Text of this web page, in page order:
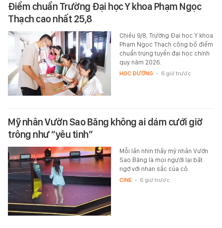
Điểm chuẩn Trường Đại học Y khoa Phạm Ngọc
Thạch cao nhất 25,8
Chiều 9/8, Trường Đại học Y khoa
Phạm Ngọc Thạch công bố điểm
chuẩn trúng tuyển đại học chính
quy năm 2026.
HỌC ĐƯỜNG - 6 giờ trước
Mỹ nhân Vườn Sao Băng không ai dám cưới giờ
trông như “yêu tinh”
Mỗi lần nhìn thấy mỹ nhân Vườn
Sao Băng là mọi người lại bất
ngờ với nhan sắc của cô.
CINE - 6 giờ trước